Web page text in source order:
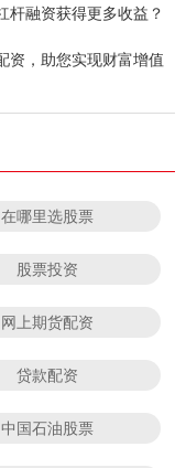
杆融资获得更多收益？
资，助您实现财富增值
在哪里选股票
股票投资
网上期货配资
贷款配资
中国石油股票